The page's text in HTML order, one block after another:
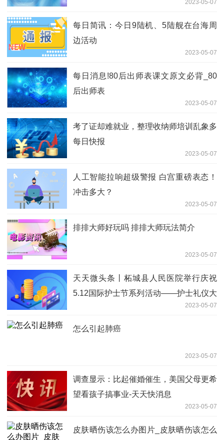
2023-05-07
每日简讯：今日9陆机、5陆舰在台海周
边活动
2023-05-07
每日消息!80后出师表课文原文必背_80
后出师表
2023-05-07
考了证却难就业，整理收纳师培训乱象多
每日快报
2023-05-07
人工智能拉响超级警报 白宫重磅表态！
冲击多大？
2023-05-07
排排大师好玩吗 排排大师玩法简介
2023-05-07
天天微头条丨柘城县人民医院举行庆祝
5.12国际护士节系列活动——护士礼仪大
2023-05-07
怎么引起肺癌
2023-05-07
调查显示：比起催婚催生，美国父母更希
望看孩子搞事业-天天快消息
2023-05-07
皮肤晒伤该怎么办图片_皮肤晒伤该怎么